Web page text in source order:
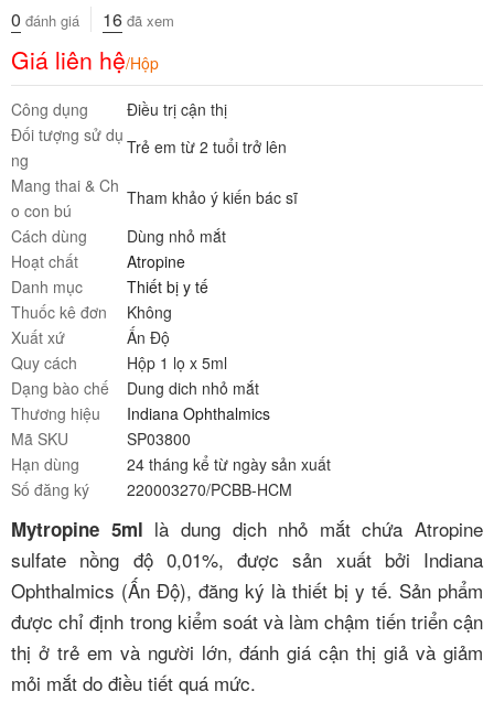
0 đánh giá 16 đã xem
Giá liên hệ/Hộp
Công dụng
Điều trị cận thị
Đối tượng sử dụ
ng
Trẻ em từ 2 tuổi trở lên
Mang thai & Ch
o con bú
Tham khảo ý kiến bác sĩ
Cách dùng
Dùng nhỏ mắt
Hoạt chất
Atropine
Danh mục
Thiết bị y tế
Thuốc kê đơn
Không
Xuất xứ
Ấn Độ
Quy cách
Hộp 1 lọ x 5ml
Dạng bào chế
Dung dich nhỏ mắt
Thương hiệu
Indiana Ophthalmics
Mã SKU
SP03800
Hạn dùng
24 tháng kể từ ngày sản xuất
Số đăng ký
220003270/PCBB-HCM
Mytropine 5ml là dung dịch nhỏ mắt chứa Atropine
sulfate nồng độ 0,01%, được sản xuất bởi Indiana
Ophthalmics (Ấn Độ), đăng ký là thiết bị y tế. Sản phẩm
được chỉ định trong kiểm soát và làm chậm tiến triển cận
thị ở trẻ em và người lớn, đánh giá cận thị giả và giảm
mỏi mắt do điều tiết quá mức.